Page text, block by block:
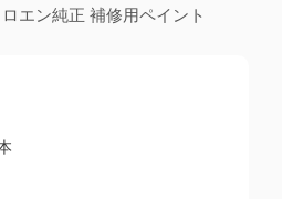
エン純正 補修用ペイント